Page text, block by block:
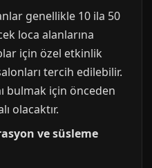
genellikle 10 ila 50
loca alanlarına
için özel etkinlik
tercih edilebilir.
bulmak için önceden
olacaktır.
ve süsleme